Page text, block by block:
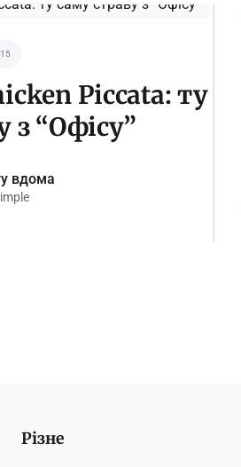
Piccata: ту
з “Офісу”
вдома
Різне